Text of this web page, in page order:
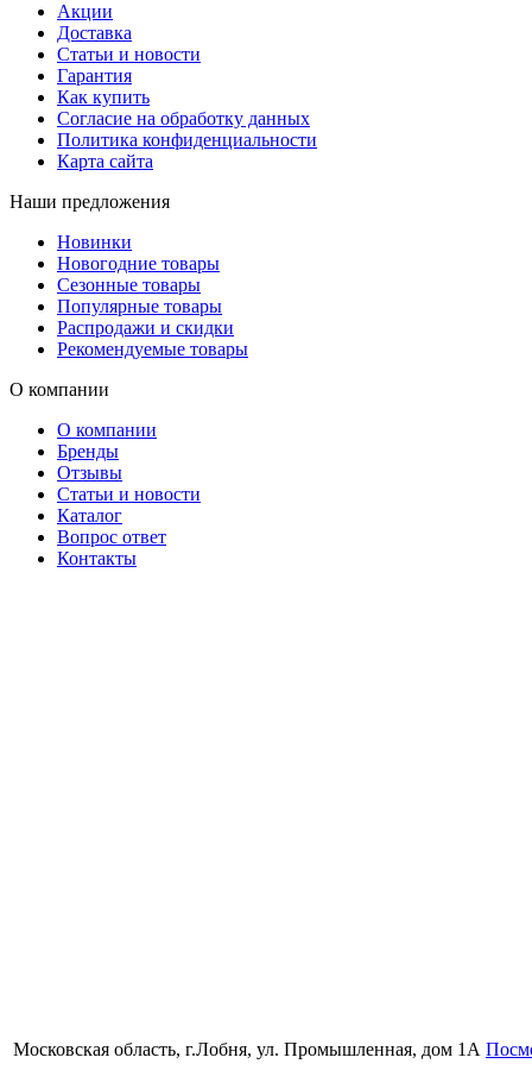
Акции
Доставка
Статьи и новости
Гарантия
Как купить
Согласие на обработку данных
Политика конфиденциальности
Карта сайта
Наши предложения
Новинки
Новогодние товары
Сезонные товары
Популярные товары
Распродажи и скидки
Рекомендуемые товары
О компании
О компании
Бренды
Отзывы
Статьи и новости
Каталог
Вопрос ответ
Контакты
Московская область, г.Лобня, ул. Промышленная, дом 1А